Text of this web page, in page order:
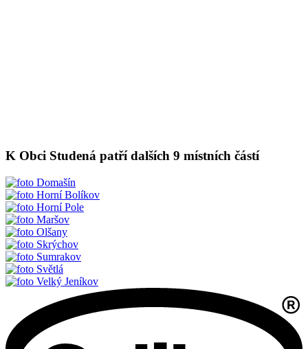
K Obci Studená patří dalších 9 místních částí
Domašín
Horní Bolíkov
Horní Pole
Maršov
Olšany
Skrýchov
Sumrakov
Světlá
Velký Jeníkov